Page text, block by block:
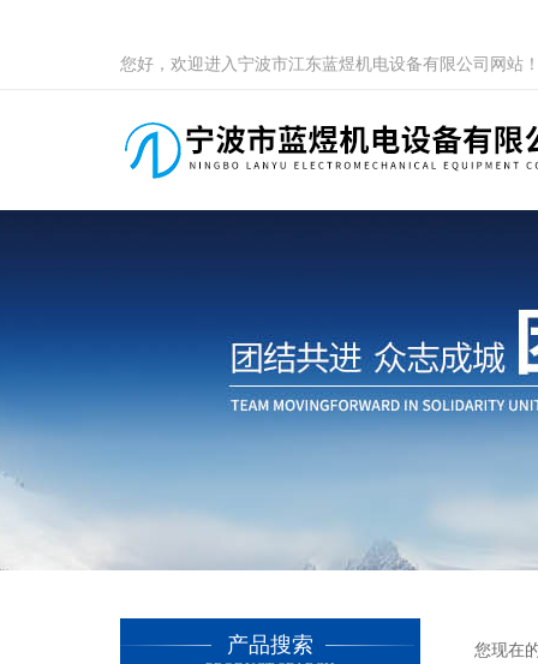
您好，欢迎进入宁波市江东蓝煜机电设备有限公司网站
产品搜索 您现在